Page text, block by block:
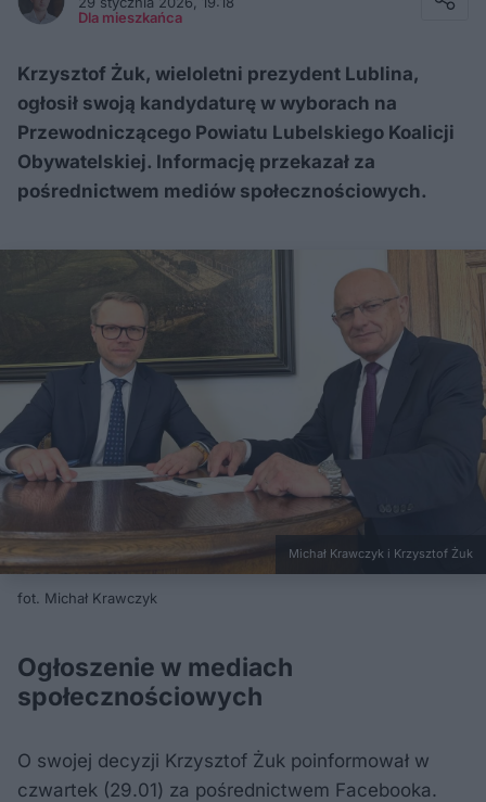
Dla mieszkańca
Krzysztof Żuk, wieloletni prezydent Lublina,
ogłosił swoją kandydaturę w wyborach na
Przewodniczącego Powiatu Lubelskiego Koalicji
Obywatelskiej. Informację przekazał za
pośrednictwem mediów społecznościowych.
Michał Krawczyk i Krzysztof Żuk
fot. Michał Krawczyk
Ogłoszenie w mediach
społecznościowych
O swojej decyzji Krzysztof Żuk poinformował w
czwartek (29.01) za pośrednictwem Facebooka.